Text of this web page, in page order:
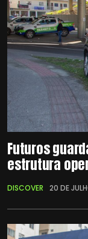
Futuros
estrutura
DISCOVER 20 DE